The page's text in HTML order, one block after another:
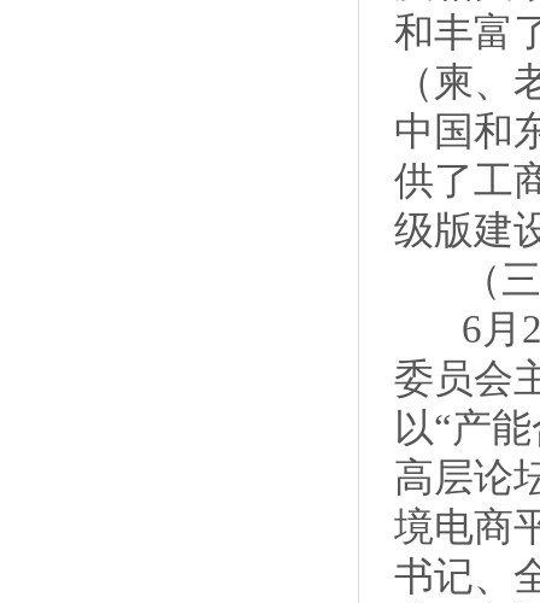
和丰富
（柬
中国和
供了工
级版建
（三
6月2
委员会
以“产
高层论
境电商
书记、